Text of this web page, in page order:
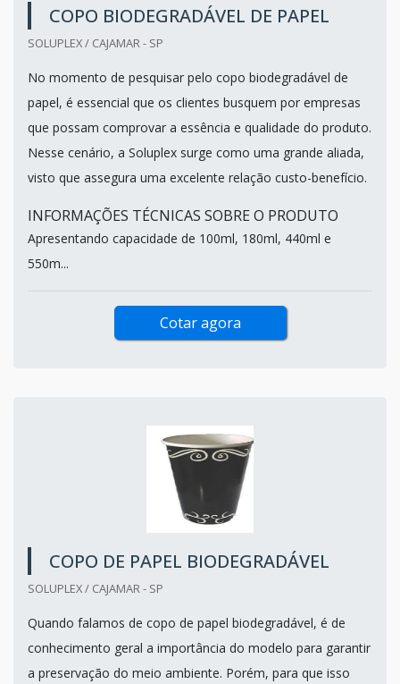
COPO BIODEGRADÁVEL DE PAPEL
SOLUPLEX / CAJAMAR - SP
No momento de pesquisar pelo copo biodegradável de
papel, é essencial que os clientes busquem por empresas
que possam comprovar a essência e qualidade do produto.
Nesse cenário, a Soluplex surge como uma grande aliada,
visto que assegura uma excelente relação custo-benefício.
INFORMAÇÕES TÉCNICAS SOBRE O PRODUTO
Apresentando capacidade de 100ml, 180ml, 440ml e
550m...
Cotar agora
COPO DE PAPEL BIODEGRADÁVEL
SOLUPLEX / CAJAMAR - SP
Quando falamos de copo de papel biodegradável, é de
conhecimento geral a importância do modelo para garantir
a preservação do meio ambiente. Porém, para que isso